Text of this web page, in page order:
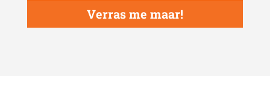
Verras me maar!